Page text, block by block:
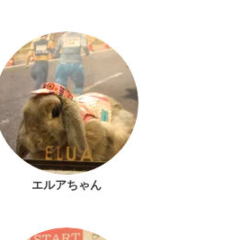
エルアちゃん